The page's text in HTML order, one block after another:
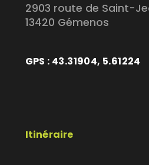
2903 route de Saint-
13420 Gémenos
GPS : 43.31904, 5.61224
Itinéraire